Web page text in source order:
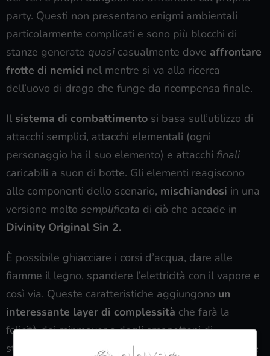
party. Questi non presentano enigmi ambientali
particolarmente complicati e sono più blocchi di
stanze generate quasi casualmente dove affrontare
frotte di nemici nel mentre si va alla ricerca
dell’uovo di drago che funge da ricompensa finale.
Il sistema di combattimento si basa sull’utilizzo di
attacchi semplici, attacchi elementali (ogni
personaggio ha il suo elemento) e attacchi finali
caricabili a suon di botte. Gli elementi reagiscono
alle componenti dello scenario, mischiandosi in una
versione molto semplificata di ciò che accade in
Divinity Original Sin 2.
È possibile ghiacciare i corsi d’acqua, dare alle
fiamme il legno, spandere l’elettricità con il vapore e
così via. Queste caratteristiche aggiungono un
interessante layer di complessità che farà la
felicità dei minmaxer e degli smanettoni di
statistiche, rendendo però ancora più
confusionarie